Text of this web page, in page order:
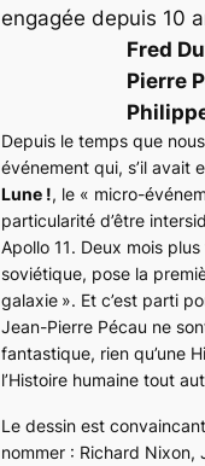
engagée depuis 10
Fred
Pierre
Depuis le temps que
événement qui, s’il avait
Lune !, le « micro-
particularité d’être
Apollo 11. Deux mois
soviétique, pose la
galaxie ». Et c’est parti
Jean-Pierre Pécau ne
fantastique, rien qu’une
l’Histoire humaine tout
Le dessin est
nommer : Richard Nixon,